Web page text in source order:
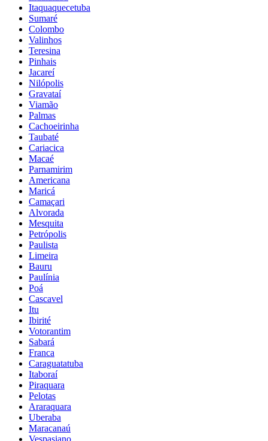
Itaquaquecetuba
Sumaré
Colombo
Valinhos
Teresina
Pinhais
Jacareí
Nilópolis
Gravataí
Viamão
Palmas
Cachoeirinha
Taubaté
Cariacica
Macaé
Parnamirim
Americana
Maricá
Camaçari
Alvorada
Mesquita
Petrópolis
Paulista
Limeira
Bauru
Paulínia
Poá
Cascavel
Itu
Ibirité
Votorantim
Sabará
Franca
Caraguatatuba
Itaboraí
Piraquara
Pelotas
Araraquara
Uberaba
Maracanaú